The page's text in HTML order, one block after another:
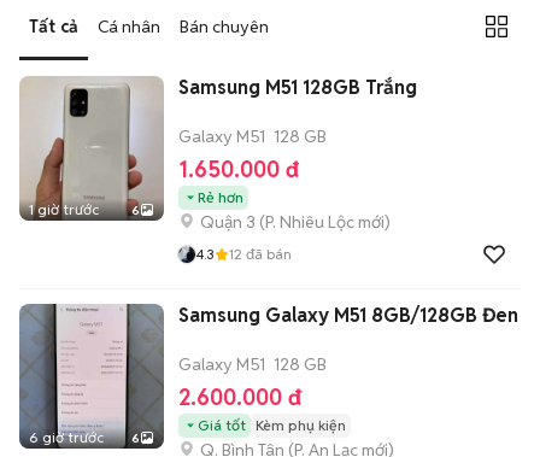
Tất cả Cá nhân Bán chuyên
1 giờ trước 6
Samsung M51 128GB Trắng
Galaxy M51 128 GB
1.650.000 đ
Rẻ hơn
Quận 3 (P. Nhiêu Lộc mới)
4.3 12 đã bán
6 giờ trước 6
Samsung Galaxy M51 8GB/128GB Đen
Galaxy M51 128 GB
2.600.000 đ
Giá tốt Kèm phụ kiện
Q. Bình Tân (P. An Lạc mới)